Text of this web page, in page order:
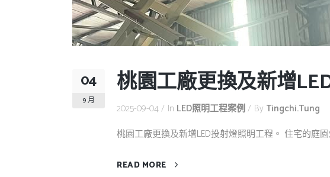
04
9 月
桃園工廠更換及新增
2025-09-04 In LED照明工程案例 By Tingchi.tung
桃園工廠更換及新增LED投射燈照明工程。 住宅的庭
READ MORE